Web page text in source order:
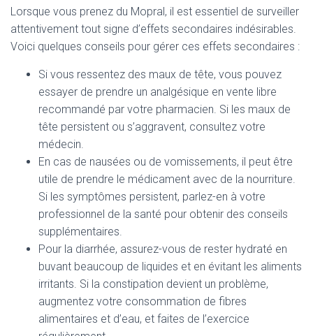
Lorsque vous prenez du Mopral, il est essentiel de surveiller
attentivement tout signe d’effets secondaires indésirables.
Voici quelques conseils pour gérer ces effets secondaires :
Si vous ressentez des maux de tête, vous pouvez
essayer de prendre un analgésique en vente libre
recommandé par votre pharmacien. Si les maux de
tête persistent ou s’aggravent, consultez votre
médecin.
En cas de nausées ou de vomissements, il peut être
utile de prendre le médicament avec de la nourriture.
Si les symptômes persistent, parlez-en à votre
professionnel de la santé pour obtenir des conseils
supplémentaires.
Pour la diarrhée, assurez-vous de rester hydraté en
buvant beaucoup de liquides et en évitant les aliments
irritants. Si la constipation devient un problème,
augmentez votre consommation de fibres
alimentaires et d’eau, et faites de l’exercice